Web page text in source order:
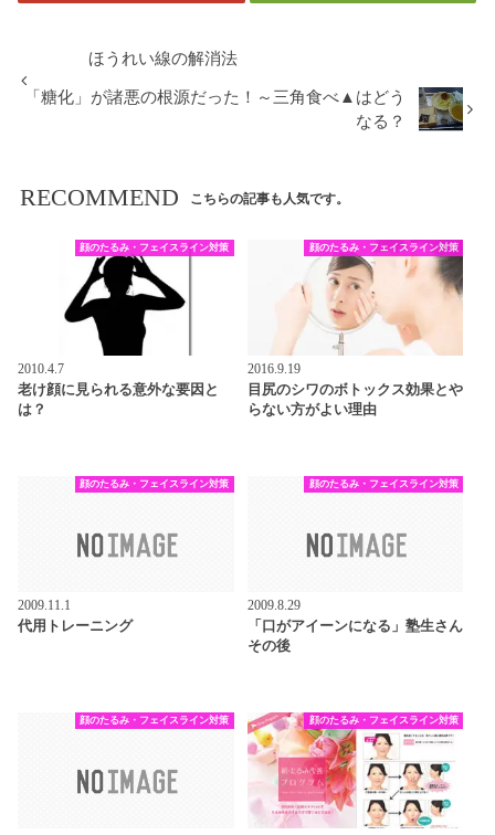
ほうれい線の解消法
「糖化」が諸悪の根源だった！～三角食べ▲はどう
なる？
RECOMMEND こちらの記事も人気です。
顔のたるみ・フェイスライン対策
2010.4.7
老け顔に見られる意外な要因と
は？
顔のたるみ・フェイスライン対策
2016.9.19
目尻のシワのボトックス効果とや
らない方がよい理由
顔のたるみ・フェイスライン対策
2009.11.1
代用トレーニング
顔のたるみ・フェイスライン対策
2009.8.29
「口がアイーンになる」塾生さん
その後
顔のたるみ・フェイスライン対策 顔のたるみ・フェイスライン対策